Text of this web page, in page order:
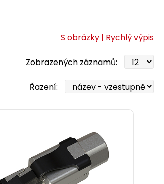
S obrázky | Rychlý výpis
Zobrazených záznamů:
Řazení: